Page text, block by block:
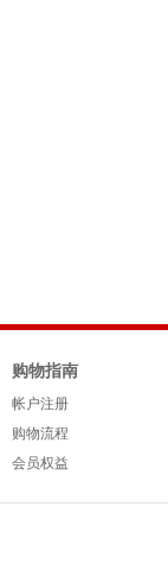
购物指南
帐户注册
购物流程
会员权益